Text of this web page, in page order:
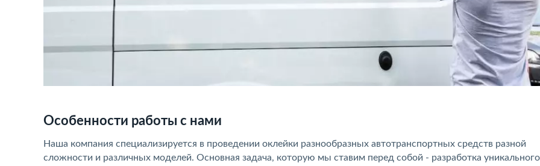
Особенности работы с нами
Наша компания специализируется в проведении оклейки разнообразных автотранспортных средств разной
сложности и различных моделей. Основная задача, которую мы ставим перед собой - разработка уникального